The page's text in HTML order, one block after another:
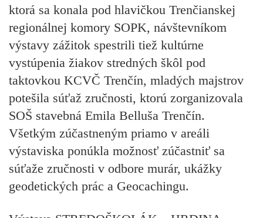
ktorá sa konala pod hlavičkou Trenčianskej
regionálnej komory SOPK, návštevníkom
výstavy zážitok spestrili tiež kultúrne
vystúpenia žiakov stredných škôl pod
taktovkou KCVČ Trenčín, mladých majstrov
potešila súťaž zručnosti, ktorú zorganizovala
SOŠ stavebná Emila Belluša Trenčín.
Všetkým zúčastneným priamo v areáli
výstaviska ponúkla možnosť zúčastniť sa
súťaže zručnosti v odbore murár, ukážky
geodetických prác a Geocachingu.